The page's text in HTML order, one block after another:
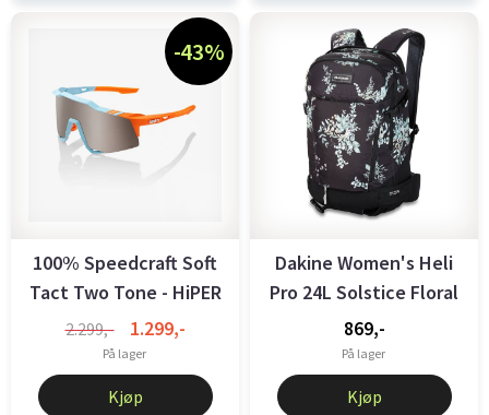
-43%
100% Speedcraft Soft
Tact Two Tone - HiPER
Silver ...
2.299,- 1.299,-
På lager
Kjøp
Dakine Women's Heli
Pro 24L Solstice Floral
869,-
På lager
Kjøp